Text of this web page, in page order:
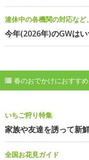
連休中の各機関の対応など
今年(2026年)のGWは
春のおでかけにおすすめ
いちご狩り特集
家族や友達を誘って新
全国お花見ガイド